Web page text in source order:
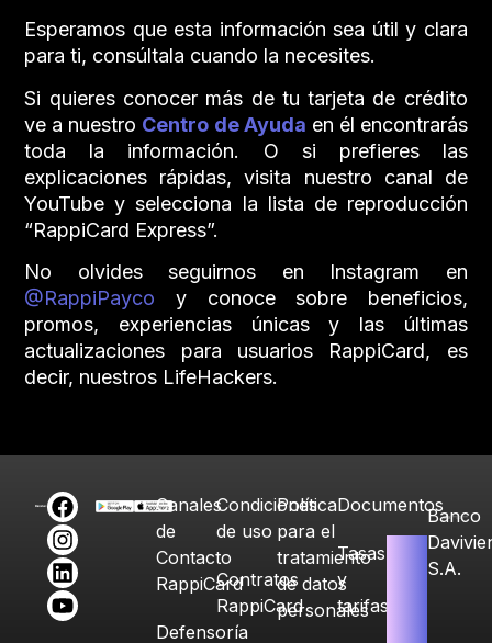
Esperamos que esta información sea útil y clara
para ti, consúltala cuando la necesites.
Si quieres conocer más de tu tarjeta de crédito
ve a nuestro Centro de Ayuda en él encontrarás
toda la información. O si prefieres las
explicaciones rápidas, visita nuestro canal de
YouTube y selecciona la lista de reproducción
“RappiCard Express”.
No olvides seguirnos en Instagram en
@RappiPayco y conoce sobre beneficios,
promos, experiencias únicas y las últimas
actualizaciones para usuarios RappiCard, es
decir, nuestros LifeHackers.
Canales
de
Contacto
RappiCard
Defensoría
Condiciones
de uso
Contratos
RappiCard
Política
para el
tratamiento
de datos
personales
Documentos
Tasas
y
tarifas
Banco
S.A.